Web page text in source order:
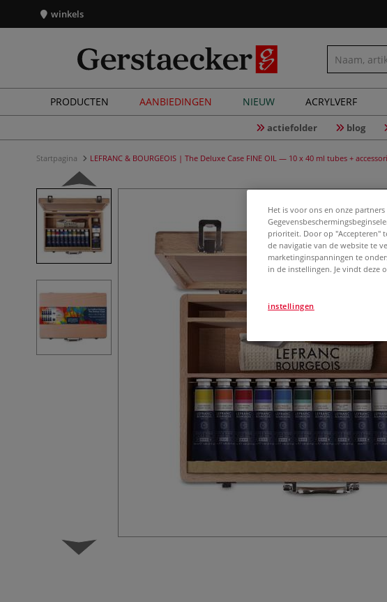
winkels
PRODUCTEN AANBIEDINGEN NIEUW ACRYLVERF
actiefolder blog
Startpagina LEFRANC & BOURGEOIS | The Deluxe Case FINE OIL — 10 x 40 ml tubes +
Het is voor ons en onze
prioriteit. Door op "Accepteren"
de navigatie van de website te
marketinginspanningen te
in de instellingen. Je vindt deze
instellingen